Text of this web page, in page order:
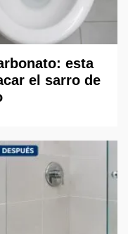
esta
el sarro de